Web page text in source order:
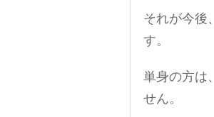
それが今後
す。
単身の方は
せん。